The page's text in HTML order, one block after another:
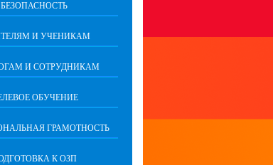
БЕЗОПАСНОСТЬ
И УЧЕНИКАМ
И СОТРУДНИКАМ
ОБУЧЕНИЕ
ГРАМОТНОСТЬ
К ОЗП